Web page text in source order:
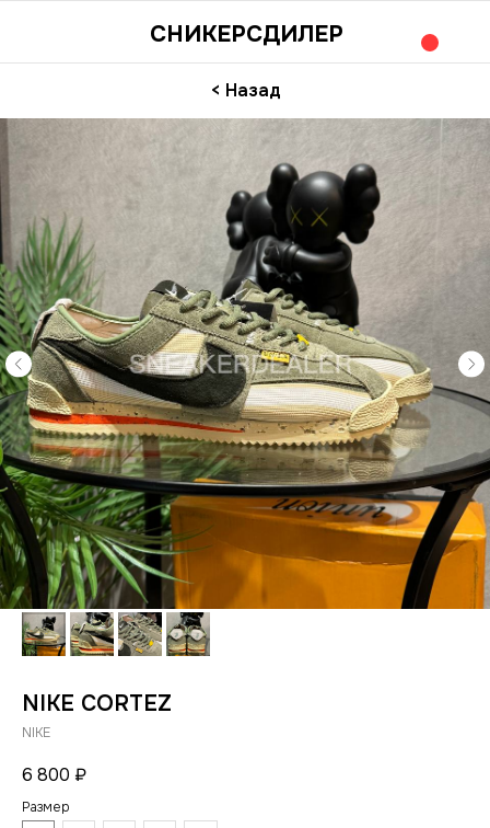
СНИКЕРСДИЛЕР
< Назад
NIKE CORTEZ
NIKE
6 800 ₽
Размер